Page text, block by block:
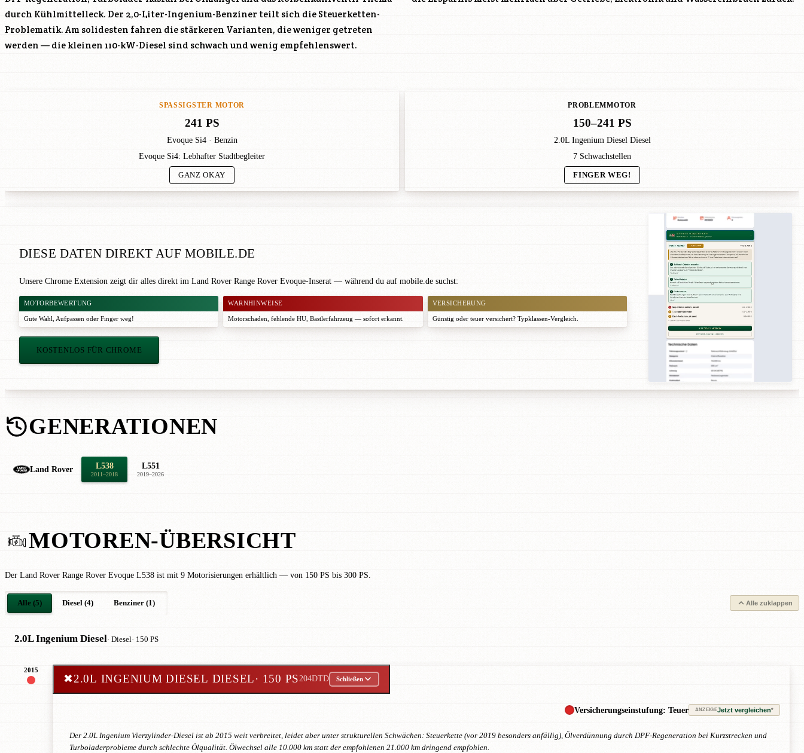
durch Kühlmittelleck. Der 2,0-Liter-Ingenium-Benziner teilt sich die Steuerketten-
Problematik. Am solidesten fahren die stärkeren Varianten, die weniger getreten
werden — die kleinen 110-kW-Diesel sind schwach und wenig empfehlenswert.
SPASSIGSTER MOTOR
241 PS
Evoque Si4 · Benzin
Evoque Si4: Lebhafter Stadtbegleiter
GANZ OKAY
PROBLEMMOTOR
150–241 PS
2.0L Ingenium Diesel Diesel
7 Schwachstellen
FINGER WEG!
DIESE DATEN DIREKT AUF MOBILE.DE
Unsere Chrome Extension zeigt dir alles direkt im Land Rover Range Rover Evoque-Inserat — während du auf mobile.de suchst:
MOTORBEWERTUNG
Gute Wahl Aufpassen oder Finger weg!
WARNHINWEISE
Motorschaden, fehlende HU, Bastlerfahrzeug — sofort erkannt.
VERSICHERUNG
Günstig oder teuer versichert? Typklassen-Vergleich.
KOSTENLOS FÜR CHROME
GENERATIONEN
Land Rover L538
2011–2018
L551
2019–2026
MOTOREN-ÜBERSICHT
Der Land Rover Range Rover Evoque L538 ist mit 9 Motorisierungen erhältlich — von 150 PS bis 300 PS.
Alle (5) Diesel (4) Benziner (1) Alle zuklappen
2.0L Ingenium Diesel· Diesel· 150 PS
2015
✖2.0L INGENIUM DIESEL DIESEL· 150 PS204DTD Schließen
Versicherungseinstufung: Teuer ANZEIGEJetzt vergleichen*
Der 2.0L Ingenium Vierzylinder-Diesel ist ab 2015 weit verbreitet, leidet aber unter strukturellen Schwächen: Steuerkette (vor 2019 besonders anfällig), Ölverdünnung durch DPF-Regeneration bei Kurzstrecken und
Turboladerprobleme durch schlechte Ölqualität. Ölwechsel alle 10.000 km statt der empfohlenen 21.000 km dringend empfohlen.